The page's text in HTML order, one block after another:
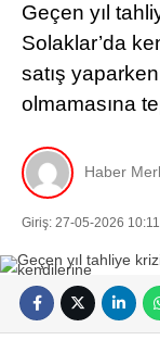
POLITIKA
DÜNYA
SPOR
MAGAZIN
SAĞLIK
TEKNOLOJI
KÖŞE YAZILARI
Geçen yıl
Solaklar’da
satış yaparken
olmamasına
Haber
Giriş: 27-05-2026 10:11